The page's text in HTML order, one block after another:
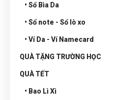
• Sổ Bìa Da
• Sổ note - Sổ lò xo
• Ví Da - Ví Namecard
QUÀ TẶNG TRƯỜNG HỌC
QUÀ TẾT
• Bao Lì Xì